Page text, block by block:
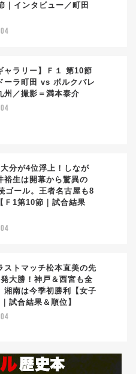
｜インタビュー／町田
ャラリー】Ｆ１ 第10節
ーラ町田 vs ボルクバレ
州／撮影＝満本泰介
分が4位浮上！しなが
裕生は開幕から驚異の
ゴール。王者名古屋も8
Ｆ1第10節｜試合結果
ストマッチ松本直美の先
大勝！神戸＆西宮も全
湘南は今季初勝利【女子
試合結果＆順位】